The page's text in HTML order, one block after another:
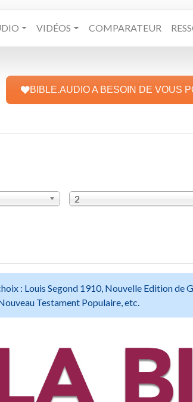
VIDÉOS COMPARATEUR
BIBLE.AUDIO A BESOIN DE VOUS
2
: Louis Segond 1910, Nouvelle Edition de
Testament Populaire, etc.